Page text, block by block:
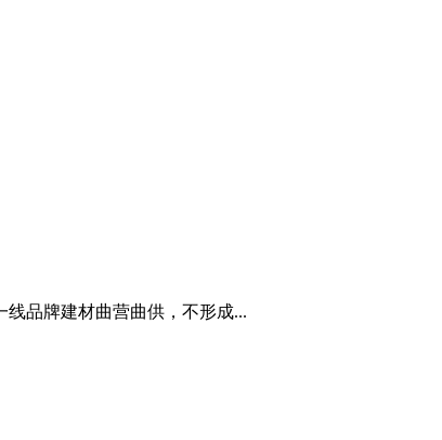
品牌建材曲营曲供，不形成...